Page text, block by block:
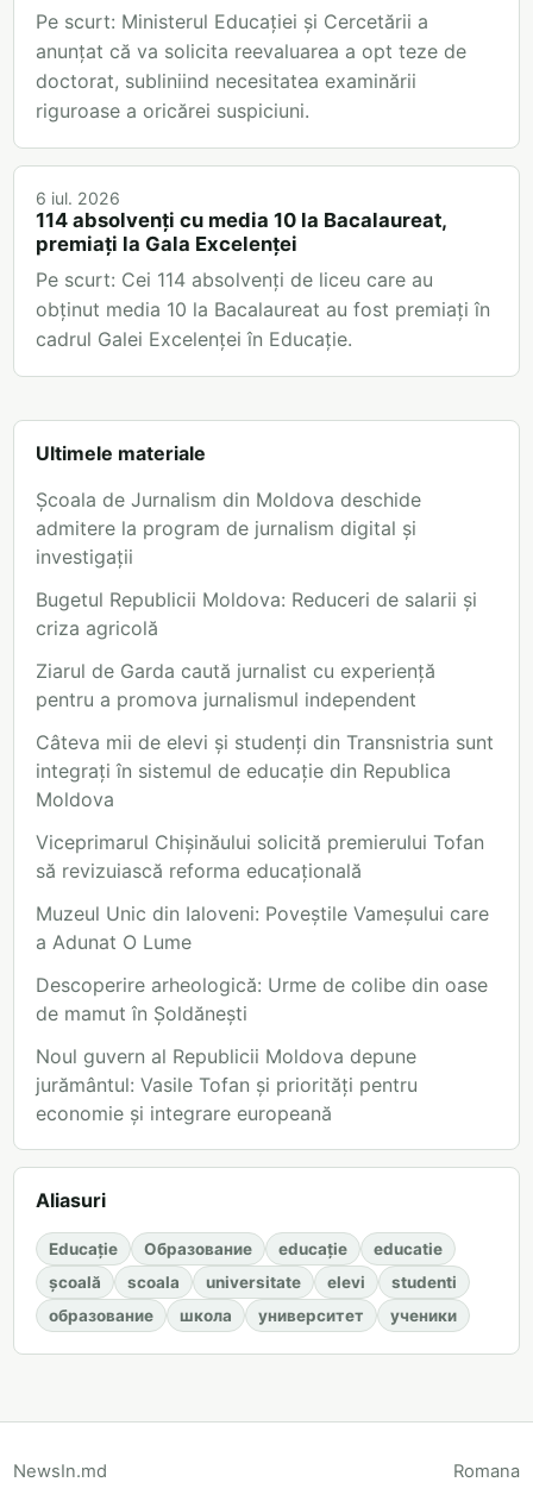
Pe scurt: Ministerul Educației și Cercetării a
anunțat că va solicita reevaluarea a opt teze de
doctorat, subliniind necesitatea examinării
riguroase a oricărei suspiciuni.
6 iul. 2026
114 absolvenți cu media 10 la Bacalaureat,
premiați la Gala Excelenței
Pe scurt: Cei 114 absolvenți de liceu care au
obținut media 10 la Bacalaureat au fost premiați în
cadrul Galei Excelenței în Educație.
Ultimele materiale
Școala de Jurnalism din Moldova deschide
admitere la program de jurnalism digital și
investigații
Bugetul Republicii Moldova: Reduceri de salarii și
criza agricolă
Ziarul de Garda caută jurnalist cu experiență
pentru a promova jurnalismul independent
Câteva mii de elevi și studenți din Transnistria sunt
integrați în sistemul de educație din Republica
Moldova
Viceprimarul Chișinăului solicită premierului Tofan
să revizuiască reforma educațională
Muzeul Unic din Ialoveni: Poveștile Vameșului care
a Adunat O Lume
Descoperire arheologică: Urme de colibe din oase
de mamut în Șoldănești
Noul guvern al Republicii Moldova depune
jurământul: Vasile Tofan și priorități pentru
economie și integrare europeană
Aliasuri
Educație Образование educație
educatie
școală
scoala universitate elevi
studenti
образование
школа университет ученики
NewsIn.md Romana